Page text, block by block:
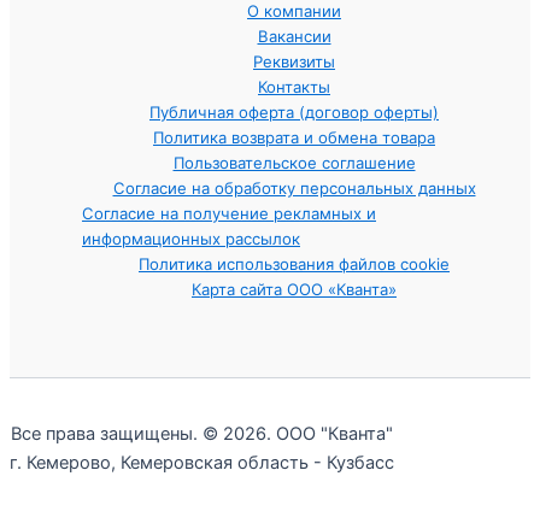
О компании
Вакансии
Реквизиты
Контакты
Публичная оферта (договор оферты)
Политика возврата и обмена товара
Пользовательское соглашение
Согласие на обработку персональных данных
Согласие на получение рекламных и
информационных рассылок
Политика использования файлов cookie
Карта сайта ООО «Кванта»
Все права защищены. © 2026. ООО "Кванта"
г. Кемерово, Кемеровская область - Кузбасс